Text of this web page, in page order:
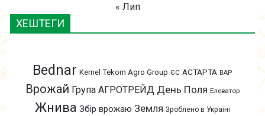
« Лип
ХЕШТЕГИ
Bednar Kernel Tekom Agro Group ЄС АСТАРТА ВАР
Врожай Група АГРОТРЕЙД День Поля Елеватор
Жнива Збір врожаю Земля Зроблено в Україні